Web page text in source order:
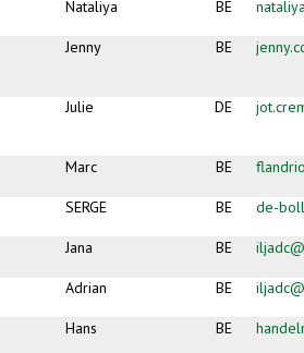
Nataliya BE
Jenny BE
Julie DE
Marc BE
SERGE BE de-
Jana BE
Adrian BE
Hans BE